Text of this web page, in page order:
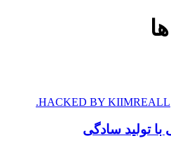
HACKED BY KIIMREALL.
تولید سادگی